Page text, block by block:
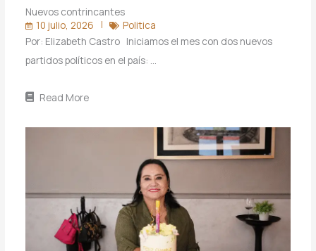
Nuevos contrincantes
10 julio, 2026
Politica
Por: Elizabeth Castro Iniciamos el mes con dos nuevos
partidos políticos en el país: …
Read More